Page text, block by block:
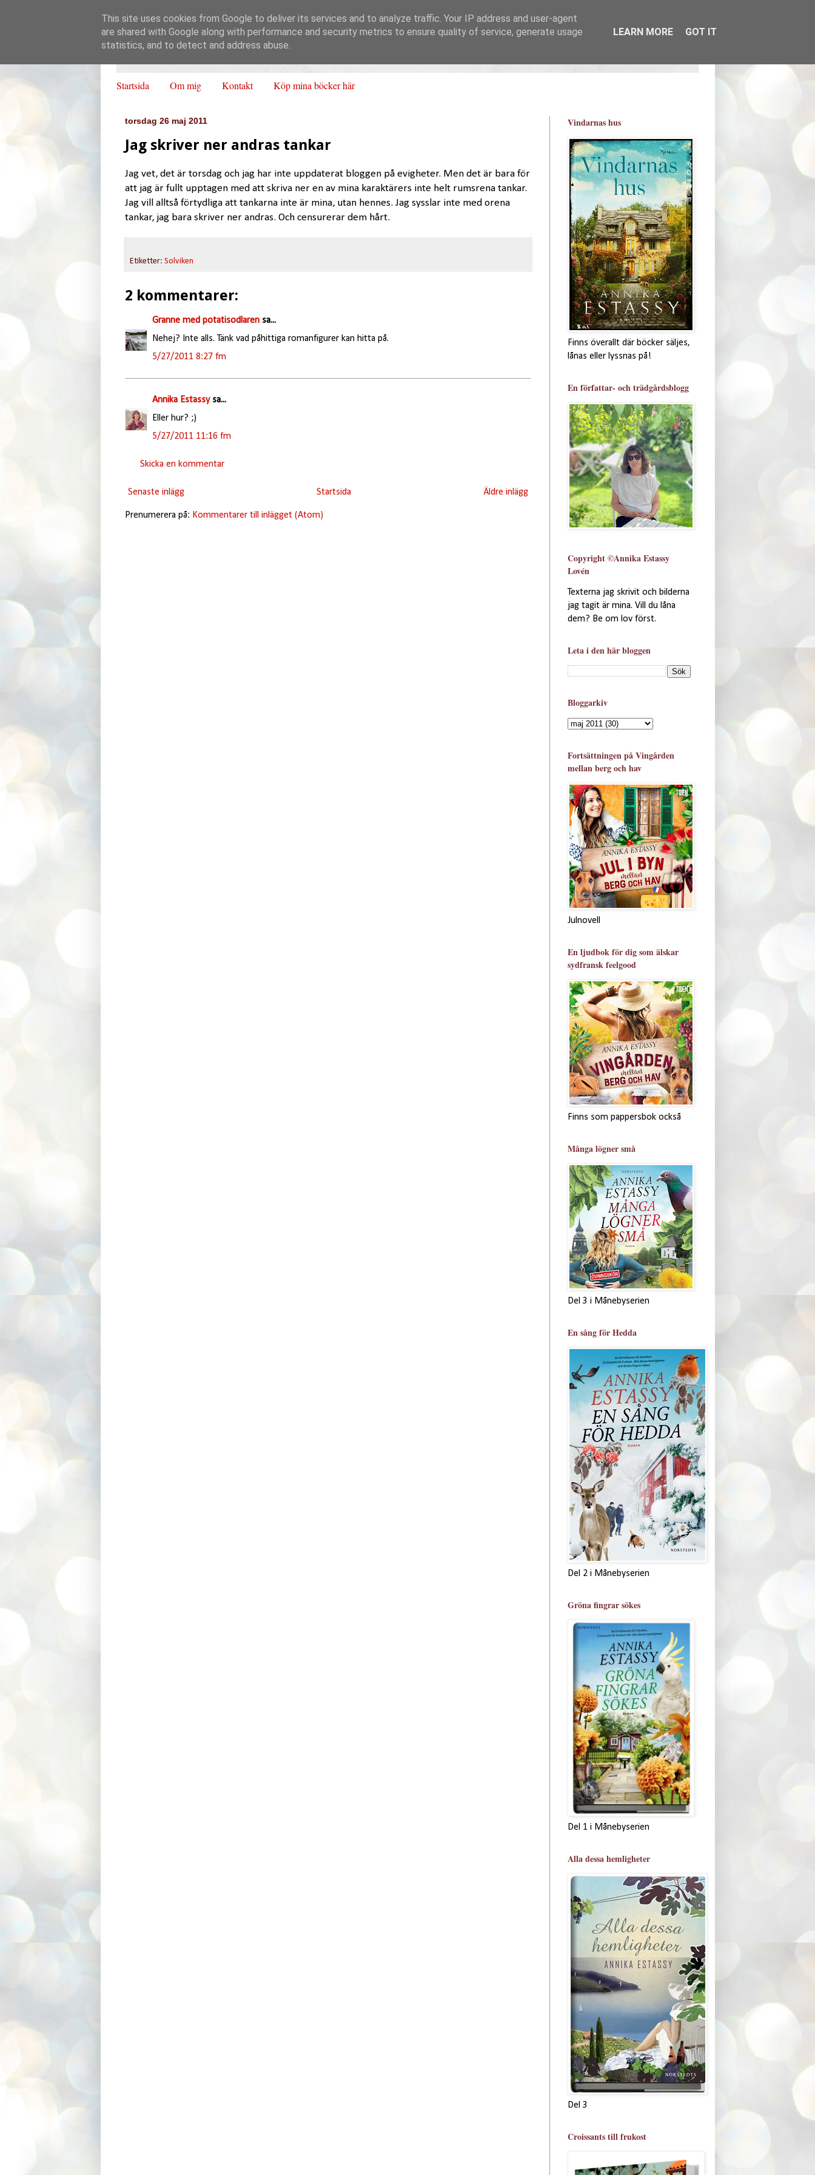
Startsida Om mig Kontakt Köp mina böcker här
torsdag 26 maj 2011
Jag skriver ner andras tankar
Jag vet, det är torsdag och jag har inte uppdaterat bloggen på evigheter. Men det är bara för
att jag är fullt upptagen med att skriva ner en av mina karaktärers inte helt rumsrena tankar.
Jag vill alltså förtydliga att tankarna inte är mina, utan hennes. Jag sysslar inte med orena
tankar, jag bara skriver ner andras. Och censurerar dem hårt.
Etiketter: Solviken
2 kommentarer:
Granne med potatisodlarensa...
Nehej? Inte alls. Tänk vad påhittiga romanfigurer kan hitta på.
5/27/2011 8:27 fm
Annika Estassysa...
Eller hur? ;)
5/27/2011 11:16 fm
Skicka en kommentar
Senaste inlägg Äldre inlägg
Startsida
Prenumerera på: Kommentarer till inlägget (Atom)
Vindarnas hus
Finns överallt där böcker säljes,
lånas eller lyssnas på!
En författar- och trädgårdsblogg
Copyright ©Annika Estassy
Lovén
Texterna jag skrivit och bilderna
jag tagit är mina. Vill du låna
dem? Be om lov först.
Leta i den här bloggen
Bloggarkiv
Fortsättningen på Vingården
mellan berg och hav
Julnovell
En ljudbok för dig som älskar
sydfransk feelgood
Finns som pappersbok också
Många lögner små
Del 3 i Månebyserien
En sång för Hedda
Del 2 i Månebyserien
Gröna fingrar sökes
Del 1 i Månebyserien
Alla dessa hemligheter
Del 3
Croissants till frukost
This site uses cookies from Google to deliver its services and to analyze traffic. Your IP address and user-agent
are shared with Google along with performance and security metrics to ensure quality of service, generate usage
statistics, and to detect and address abuse.
LEARN MORE GOT IT